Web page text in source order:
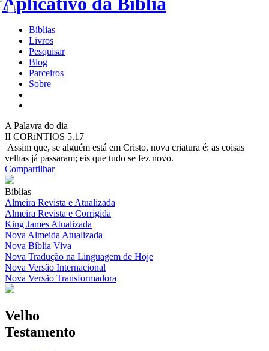
Bíblias
Livros
Pesquisar
Blog
Parceiros
Sobre
A Palavra do dia
II CORíNTIOS 5.17
Assim que, se alguém está em Cristo, nova criatura é: as coisas
velhas já passaram; eis que tudo se fez novo.
Compartilhar
Bíblias
Almeira Revista e Atualizada
Almeira Revista e Corrigida
King James Atualizada
Nova Almeida Atualizada
Nova Bíblia Viva
Nova Tradução na Linguagem de Hoje
Nova Versão Internacional
Nova Versão Transformadora
Velho
Testamento